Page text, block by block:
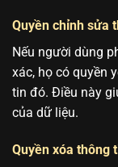
Quyền chỉnh sửa
Nếu người dùng
xác, họ có quyền
tin đó. Điều này
của dữ liệu.
Quyền xóa thông